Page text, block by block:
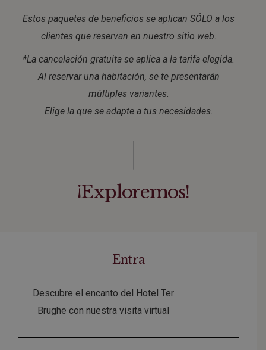
Estos paquetes de beneficios se aplican SÓLO a los
clientes que reservan en nuestro sitio web.
*La cancelación gratuita se aplica a la tarifa elegida.
Al reservar una habitación, se te presentarán
múltiples variantes.
Elige la que se adapte a tus necesidades.
¡Exploremos!
Entra
Descubre el encanto del Hotel Ter
Brughe con nuestra visita virtual